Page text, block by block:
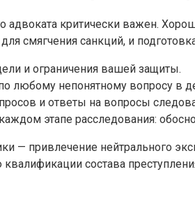
критически важен.
смягчения санкций, и
и ограничения вашей защиты.
любому непонятному вопросу в
и ответы на вопросы
этапе расследования:
— привлечение нейтрального
состава